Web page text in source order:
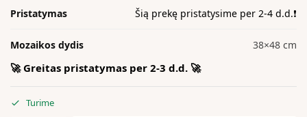
Pristatymas Šią prekę pristatysime per 2-4 d.d.❗️
Mozaikos dydis 38×48 cm
🚀 Greitas pristatymas per 2-3 d.d. 🚀
Turime